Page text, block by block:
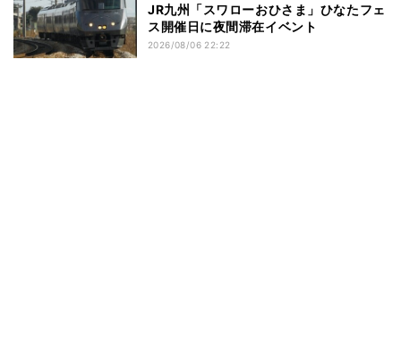
JR九州「スワローおひさま」ひなたフェ
ス開催日に夜間滞在イベント
2026/08/06 22:22